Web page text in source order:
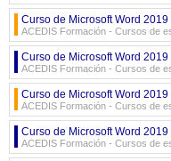
Curso de Microsoft Word
ACEDIS Formación - Cursos de
Curso de Microsoft Word
ACEDIS Formación - Cursos de
Curso de Microsoft Word
ACEDIS Formación - Cursos de
Curso de Microsoft Word
ACEDIS Formación - Cursos de